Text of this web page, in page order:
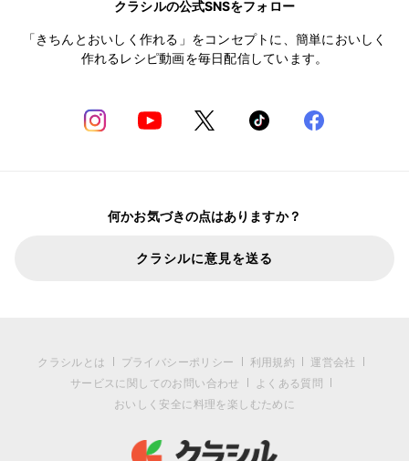
クラシルの公式SNSをフォロー
「きちんとおいしく作れる」をコンセプトに、簡単においしく
作れるレシピ動画を毎日配信しています。
何かお気づきの点はありますか？
クラシルに意見を送る
クラシルとは プライバシーポリシー 利用規約
運営会社
サービスに関してのお問い合わせ
よくある質問
おいしく安全に料理を楽しむために